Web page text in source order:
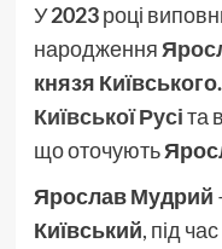
У2023році
народження
князя Київського.
Київської Русіта
що оточують
Ярослав Мудрий
Київський, під